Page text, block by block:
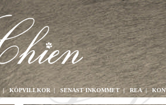
|KÖPVILLKOR | SENAST INKOMMET|REA|